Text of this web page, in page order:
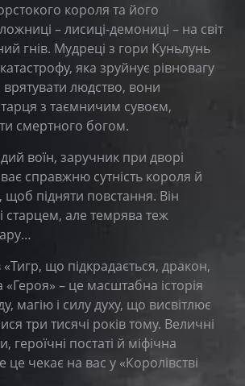
короля та його
– лисиці-демониці – на світ
гнів. Мудреці з гори Куньлунь
яка зруйнує рівновагу
врятувати людство, вони
з таємничим сувоєм,
смертного богом.
воїн, заручник при дворі
справжню сутність короля й
щоб підняти повстання. Він
старцем, але темрява теж
що підкрадаєтьcя, дракон,
«Героя» – це масштабна історія
магію і силу духу, що висвітлює
три тисячі років тому. Величні
героїчні постаті й міфічна
це чекає на вас у «Королівстві